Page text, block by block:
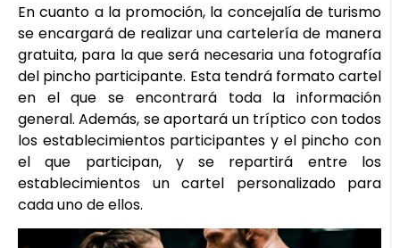
En cuanto a la promoción, la concejalía de turismo
se encargará de realizar una cartelería de manera
gratuita, para la que será necesaria una fotografía
del pincho participante. Esta tendrá formato cartel
en el que se encontrará toda la información
general. Además, se aportará un tríptico con todos
los establecimientos participantes y el pincho con
el que participan, y se repartirá entre los
establecimientos un cartel personalizado para
cada uno de ellos.